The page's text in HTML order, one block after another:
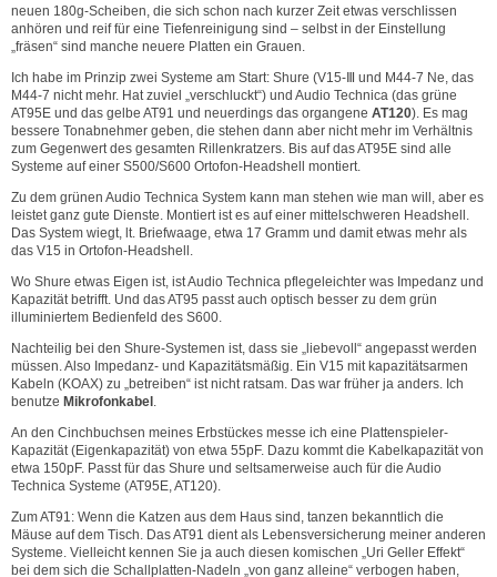
neuen 180g-Scheiben, die sich schon nach kurzer Zeit etwas verschlissen
anhören und reif für eine Tiefenreinigung sind – selbst in der Einstellung
„fräsen“ sind manche neuere Platten ein Grauen.
Ich habe im Prinzip zwei Systeme am Start: Shure (V15-Ⅲ und M44-7 Ne, das
M44-7 nicht mehr. Hat zuviel „verschluckt“) und Audio Technica (das grüne
AT95E und das gelbe AT91 und neuerdings das organgene AT120). Es mag
bessere Tonabnehmer geben, die stehen dann aber nicht mehr im Verhältnis
zum Gegenwert des gesamten Rillenkratzers. Bis auf das AT95E sind alle
Systeme auf einer S500/S600 Ortofon-Headshell montiert.
Zu dem grünen Audio Technica System kann man stehen wie man will, aber es
leistet ganz gute Dienste. Montiert ist es auf einer mittelschweren Headshell.
Das System wiegt, lt. Briefwaage, etwa 17 Gramm und damit etwas mehr als
das V15 in Ortofon-Headshell.
Wo Shure etwas Eigen ist, ist Audio Technica pflegeleichter was Impedanz und
Kapazität betrifft. Und das AT95 passt auch optisch besser zu dem grün
illuminiertem Bedienfeld des S600.
Nachteilig bei den Shure-Systemen ist, dass sie „liebevoll“ angepasst werden
müssen. Also Impedanz- und Kapazitätsmäßig. Ein V15 mit kapazitätsarmen
Kabeln (KOAX) zu „betreiben“ ist nicht ratsam. Das war früher ja anders. Ich
benutze Mikrofonkabel .
An den Cinchbuchsen meines Erbstückes messe ich eine Plattenspieler-
Kapazität (Eigenkapazität) von etwa 55pF. Dazu kommt die Kabelkapazität von
etwa 150pF. Passt für das Shure und seltsamerweise auch für die Audio
Technica Systeme (AT95E, AT120).
Zum AT91: Wenn die Katzen aus dem Haus sind, tanzen bekanntlich die
Mäuse auf dem Tisch. Das AT91 dient als Lebensversicherung meiner anderen
Systeme. Vielleicht kennen Sie ja auch diesen komischen „Uri Geller Effekt“
bei dem sich die Schallplatten-Nadeln „von ganz alleine“ verbogen haben,